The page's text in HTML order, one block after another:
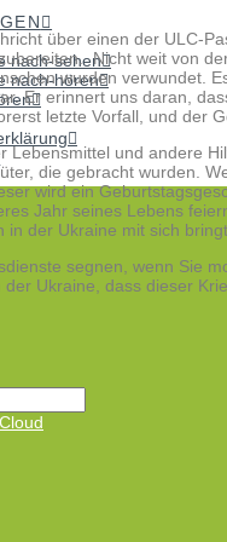
nach-sehen
nach-hören
über einen der ULC-
Nicht weit von
wurden verwundet.
Er erinnert uns daran,
letzte Vorfall, und der
Lebensmittel und andere
die gebracht wurden.
wird ein
Jahr seines Lebens
in der Ukraine mit sich
segnen, wenn Sie
Ukraine, dass dieser